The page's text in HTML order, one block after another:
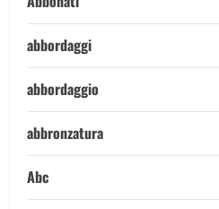
abbordaggi
abbordaggio
abbronzatura
Abc